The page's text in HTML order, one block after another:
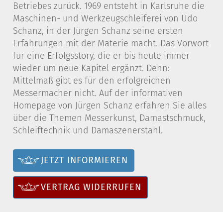
Betriebes zurück. 1969 entsteht in Karlsruhe die
Maschinen- und Werkzeugschleiferei von Udo
Schanz, in der Jürgen Schanz seine ersten
Erfahrungen mit der Materie macht. Das Vorwort
für eine Erfolgsstory, die er bis heute immer
wieder um neue Kapitel ergänzt. Denn:
Mittelmaß gibt es für den erfolgreichen
Messermacher nicht. Auf der informativen
Homepage von Jürgen Schanz erfahren Sie alles
über die Themen Messerkunst, Damastschmuck,
Schleiftechnik und Damaszenerstahl.
JETZT INFORMIEREN
VERTRAG WIDERRUFEN